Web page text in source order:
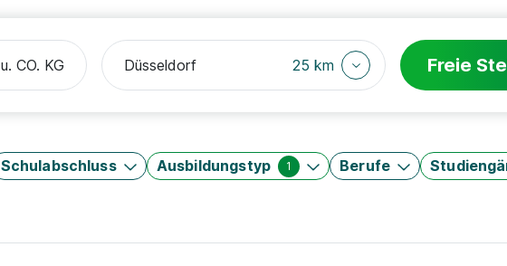
25 km Freie
Schulabschluss Ausbildungstyp 1 Berufe